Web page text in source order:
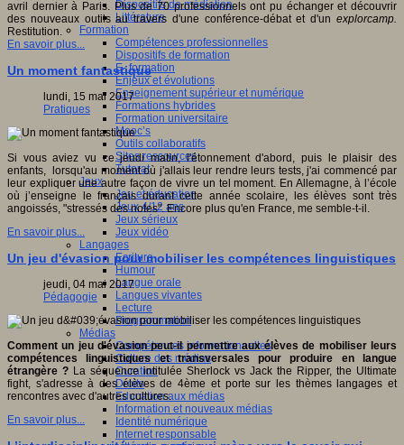
Dispositifs de médiation
Littérature
Formation
Compétences professionnelles
Dispositifs de formation
E- formation
Enjeux et évolutions
Enseignement supérieur et numérique
Formations hybrides
Formation universitaire
Mooc’s
Outils collaboratifs
Sites ressources
Tutorat
Jeux
Jeu et éducation
Jeux 4/12 ans
Jeux sérieux
Jeux vidéo
Langages
Ecriture
Humour
Langue orale
Langues vivantes
Lecture
Programmation
Médias
Compétences informationnelles
Culture des médias
Curation
Droits
Education aux médias
Information et nouveaux médias
Identité numérique
Internet responsable
avril dernier à Paris. Plus de 70 professionnels ont pu échanger et découvrir
des nouveaux outils au travers d'une conférence-débat et d'un explorcamp.
Restitution.
En savoir plus...
Un moment fantastique
lundi, 15 mai 2017
Pratiques
Si vous aviez vu ce jeudi matin, l'étonnement d'abord, puis le plaisir des
enfants, lorsqu'au moment où j'allais leur rendre leurs tests, j'ai commencé par
leur expliquer une autre façon de vivre un tel moment. En Allemagne, à l’école
où j’enseigne le français durant cette année scolaire, les élèves sont très
angoissés, "stressés des notes". Encore plus qu'en France, me semble-t-il.
En savoir plus...
Un jeu d'évasion pour mobiliser les compétences linguistiques
jeudi, 04 mai 2017
Pédagogie
Comment un jeu d'évasion peut-il permettre aux élèves de mobiliser leurs
compétences linguistiques et transversales pour produire en langue
étrangère ? La séquence intitulée Sherlock vs Jack the Ripper, the Ultimate
fight, s'adresse à des élèves de 4ème et porte sur les thèmes langages et
rencontres avec d'autres cultures.
En savoir plus...